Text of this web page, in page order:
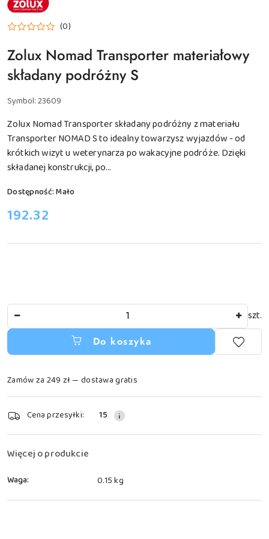
ZOLUX
(0)
Zolux Nomad Transporter materiałowy
składany podróżny S
Symbol:23609
Zolux Nomad Transporter składany podróżny z materiału
Transporter NOMAD S to idealny towarzysz wyjazdów - od
krótkich wizyt u weterynarza po wakacyjne podróże. Dzięki
składanej konstrukcji, po...
Dostępność:Mało
cena:
192.32
Ilość szt.
Do koszyka
Zamów za 249 zł — dostawa gratis
Dostępność
i
dostawa
Cena przesyłki: 15
Więcej o produkcie
Waga: 0.15 kg